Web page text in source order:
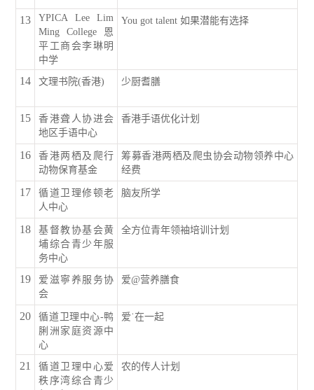
13
YPICA Lee Lim
Ming College 恩
平工商会李琳明
中学
You got talent 如果潜能有选择
14 文理书院(香港) 少厨耆膳
15
香港聋人协进会
地区手语中心
香港手语优化计划
16
香港两栖及爬行
动物保育基金
筹募香港两栖及爬虫协会动物领养中心
经费
17
循道卫理修顿老
人中心
脑友所学
18
基督教协基会黄
埔综合青少年服
务中心
全方位青年领袖培训计划
19
爱滋寧养服务协
会
爱@营养膳食
20
循道卫理中心-鸭
脷洲家庭资源中
心
爱˙在一起
21
循道卫理中心爱
秩序湾综合青少
农的传人计划